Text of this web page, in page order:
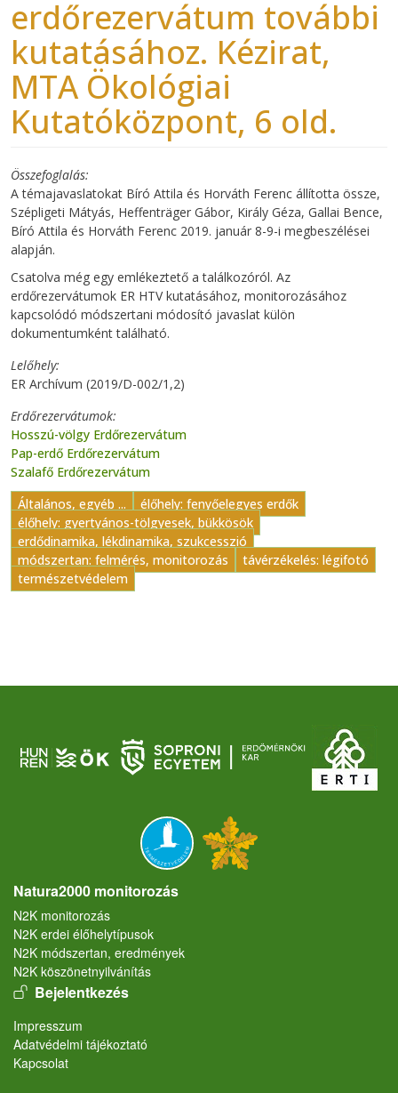
erdőrezervátum további
kutatásához. Kézirat,
MTA Ökológiai
Kutatóközpont, 6 old.
Összefoglalás
A témajavaslatokat Bíró Attila és Horváth Ferenc állította össze,
Szépligeti Mátyás, Heffenträger Gábor, Király Géza, Gallai Bence,
Bíró Attila és Horváth Ferenc 2019. január 8-9-i megbeszélései
alapján.
Csatolva még egy emlékeztető a találkozóról. Az
erdőrezervátumok ER HTV kutatásához, monitorozásához
kapcsolódó módszertani módosító javaslat külön
dokumentumként található.
Lelőhely
ER Archívum (2019/D-002/1,2)
Erdőrezervátumok
Hosszú-völgy Erdőrezervátum
Pap-erdő Erdőrezervátum
Szalafő Erdőrezervátum
Általános, egyéb ...
élőhely: fenyőelegyes erdők
élőhely: gyertyános-tölgyesek, bükkösök
erdődinamika, lékdinamika, szukcesszió
módszertan: felmérés, monitorozás
távérzékelés: légifotó
természetvédelem
Natura2000 monitorozás
N2K monitorozás
N2K erdei élőhelytípusok
N2K módszertan, eredmények
N2K köszönetnyilvánítás
User account menu
Bejelentkezés
Lábléc
Impresszum
Adatvédelmi tájékoztató
Kapcsolat